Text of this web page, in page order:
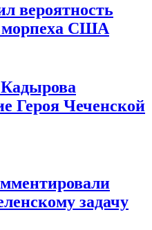
вероятность
морпеха США
Героя Чеченской
задачу